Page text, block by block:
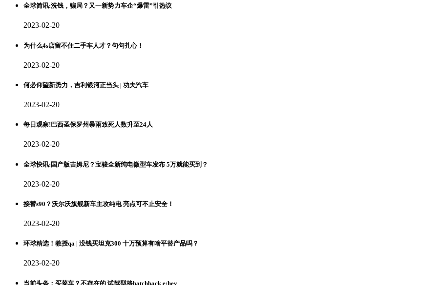
全球简讯:洗钱，骗局？又一新势力车企“爆雷”引热议
2023-02-20
为什么4s店留不住二手车人才？句句扎心！
2023-02-20
何必仰望新势力，吉利银河正当头 | 功夫汽车
2023-02-20
每日观察!巴西圣保罗州暴雨致死人数升至24人
2023-02-20
全球快讯:国产版吉姆尼？宝骏全新纯电微型车发布 5万就能买到？
2023-02-20
接替s90？沃尔沃旗舰新车主攻纯电 亮点可不止安全！
2023-02-20
环球精选！教授qa | 没钱买坦克300 十万预算有啥平替产品吗？
2023-02-20
当前头条：买菜车？不存在的 试驾型格hatchback e:hev